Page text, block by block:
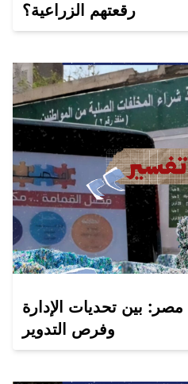
رقعتهم الزراعية؟
بين تحديات الإدارة
وفرص التدوير